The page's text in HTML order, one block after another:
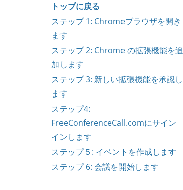
トップに戻る
ステップ 1: Chromeブラウザを開き
ます
ステップ 2: Chrome の拡張機能を追
加します
ステップ 3: 新しい拡張機能を承認し
ます
ステップ4:
FreeConferenceCall.comにサイン
インします
ステップ５: イベントを作成します
ステップ 6: 会議を開始します